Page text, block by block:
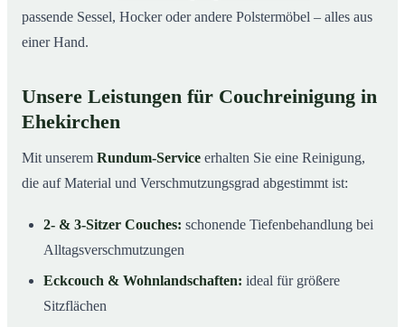
passende Sessel, Hocker oder andere Polstermöbel – alles aus
einer Hand.
Unsere Leistungen für Couchreinigung in
Ehekirchen
Mit unserem Rundum-Service erhalten Sie eine Reinigung,
die auf Material und Verschmutzungsgrad abgestimmt ist:
2- & 3-Sitzer Couches: schonende Tiefenbehandlung bei
Alltagsverschmutzungen
Eckcouch & Wohnlandschaften: ideal für größere
Sitzflächen